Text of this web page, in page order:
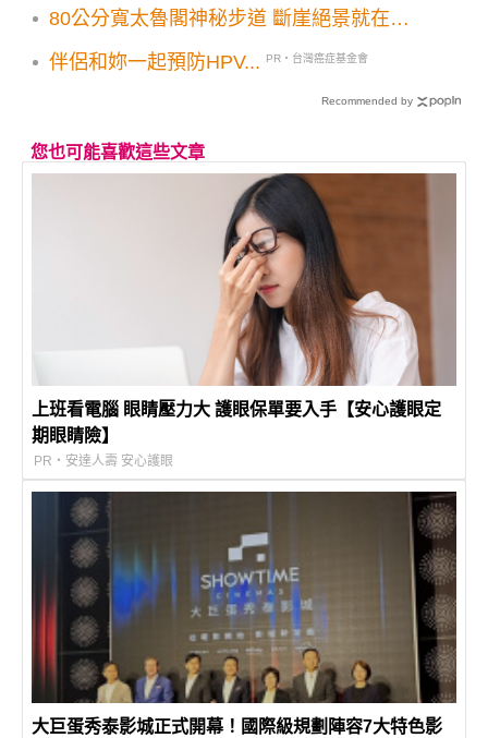
80公分寬太魯閣神秘步道 斷崖絕景就在腳
伴侶和妳一起預防HPV...
PR・台灣癌症基金會
Recommended by
您也可能喜歡這些文章
上班看電腦 眼睛壓力大 護眼保單要入手【安心護眼定
期眼睛險】
PR・安達人壽 安心護眼
大巨蛋秀泰影城正式開幕！國際級規劃陣容7大特色影